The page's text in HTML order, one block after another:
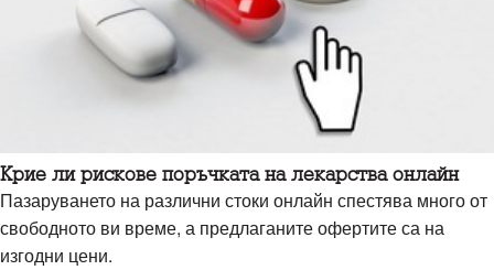
Крие ли рискове поръчката на лекарства онлайн
Пазаруването на различни стоки онлайн спестява много от
свободното ви време, а предлаганите офертите са на
изгодни цени.